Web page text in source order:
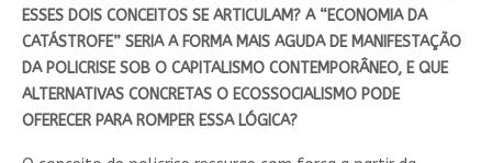
ESSES DOIS CONCEITOS SE ARTICULAM? A “ECONOMIA DA
CATÁSTROFE” SERIA A FORMA MAIS AGUDA DE MANIFESTAÇÃO
DA POLICRISE SOB O CAPITALISMO CONTEMPORÂNEO, E QUE
ALTERNATIVAS CONCRETAS O ECOSSOCIALISMO PODE
OFERECER PARA ROMPER ESSA LÓGICA?